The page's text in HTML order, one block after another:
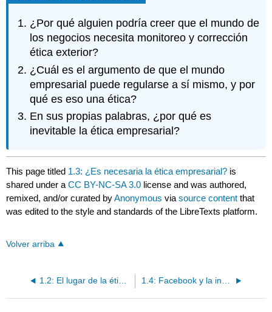
¿Por qué alguien podría creer que el mundo de
los negocios necesita monitoreo y corrección
ética exterior?
¿Cuál es el argumento de que el mundo
empresarial puede regularse a sí mismo, y por
qué es eso una ética?
En sus propias palabras, ¿por qué es
inevitable la ética empresarial?
This page titled 1.3: ¿Es necesaria la ética empresarial? is
shared under aCC BY-NC-SA 3.0 license and was authored,
remixed, and/or curated byAnonymous viasource content that
was edited to the style and standards of the LibreTexts platform.
Volver arriba
1.2: El lugar de la ética empresarial 1.4: Facebook y la inevitabilidad de la ética empresarial